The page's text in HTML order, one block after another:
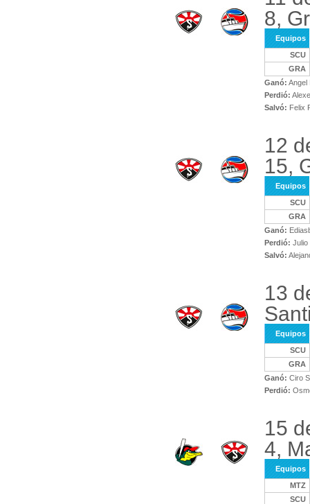
8,
Equipos
SCU
GRA
Ganó: Angel
Perdió:
Salvó: Felix
12
15,
Equipos
SCU
GRA
Ganó:
Perdió: Julio
Salvó:
13
Equipos
SCU
GRA
Ganó: Ciro
Perdió:
15
4,
Equipos
MTZ
SCU